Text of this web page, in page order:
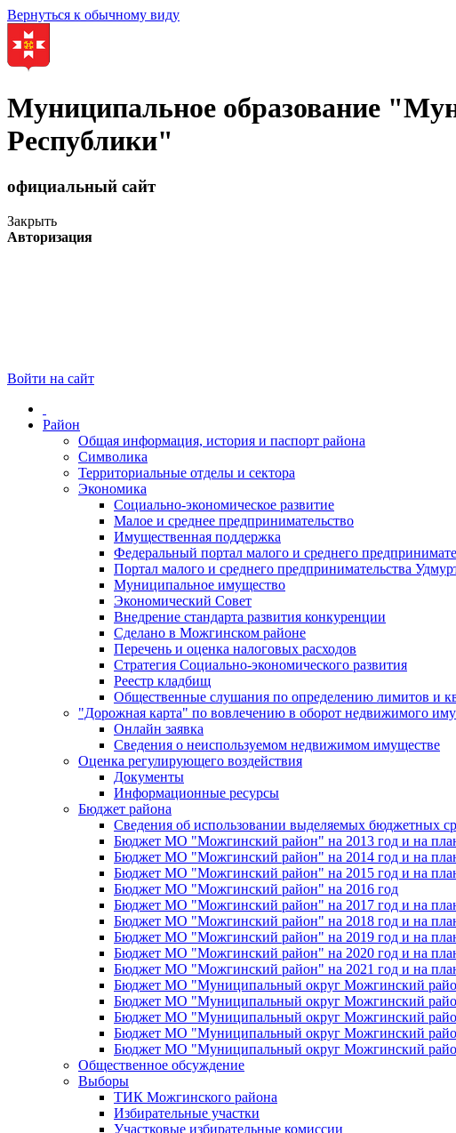
Вернуться к обычному виду
Муниципальное образование
Республики"
официальный сайт
Закрыть
Авторизация
Войти на сайт
Район
Общая информация, история и паспорт района
Символика
Территориальные отделы и сектора
Экономика
Социально-экономическое развитие
Малое и среднее предпринимательство
Имущественная поддержка
Федеральный портал малого и среднего
Портал малого и среднего предпринимательства
Муниципальное имущество
Экономический Совет
Внедрение стандарта развития конкуренции
Сделано в Можгинском районе
Перечень и оценка налоговых расходов
Стратегия Социально-экономического развития
Реестр кладбищ
Общественные слушания по определению лимитов и
"Дорожная карта" по вовлечению в оборот недвижимого
Онлайн заявка
Сведения о неиспользуемом недвижимом имуществе
Оценка регулирующего воздействия
Документы
Информационные ресурсы
Бюджет района
Сведения об использовании выделяемых бюджетных
Бюджет МО "Можгинский район" на 2013 год и на
Бюджет МО "Можгинский район" на 2014 год и на
Бюджет МО "Можгинский район" на 2015 год и на
Бюджет МО "Можгинский район" на 2016 год
Бюджет МО "Можгинский район" на 2017 год и на
Бюджет МО "Можгинский район" на 2018 год и на
Бюджет МО "Можгинский район" на 2019 год и на
Бюджет МО "Можгинский район" на 2020 год и на
Бюджет МО "Можгинский район" на 2021 год и на
Бюджет МО "Муниципальный округ Можгинский
Бюджет МО "Муниципальный округ Можгинский
Бюджет МО "Муниципальный округ Можгинский
Бюджет МО "Муниципальный округ Можгинский
Бюджет МО "Муниципальный округ Можгинский
Общественное обсуждение
Выборы
ТИК Можгинского района
Избирательные участки
Участковые избирательные комиссии